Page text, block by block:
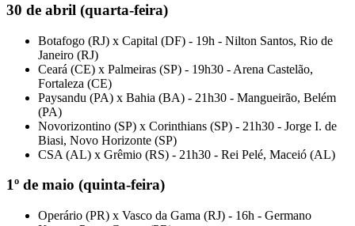
30 de abril (quarta-feira)
Botafogo (RJ) x Capital (DF) - 19h - Nilton Santos, Rio de
Janeiro (RJ)
Ceará (CE) x Palmeiras (SP) - 19h30 - Arena Castelão,
Fortaleza (CE)
Paysandu (PA) x Bahia (BA) - 21h30 - Mangueirão, Belém
(PA)
Novorizontino (SP) x Corinthians (SP) - 21h30 - Jorge I. de
Biasi, Novo Horizonte (SP)
CSA (AL) x Grêmio (RS) - 21h30 - Rei Pelé, Maceió (AL)
1º de maio (quinta-feira)
Operário (PR) x Vasco da Gama (RJ) - 16h - Germano